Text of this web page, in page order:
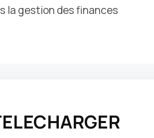
la gestion des finances